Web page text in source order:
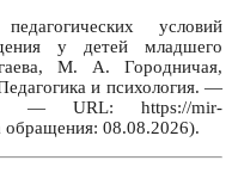
условий
у детей младшего
М. А. Городничая,
и психология. —
https://mir-
08.08.2026).